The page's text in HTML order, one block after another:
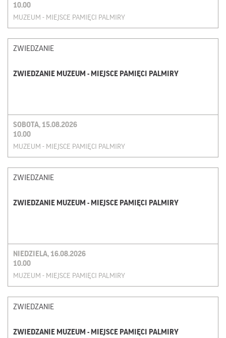
10.00
MUZEUM - MIEJSCE PAMIĘCI PALMIRY
ZWIEDZANIE
ZWIEDZANIE MUZEUM - MIEJSCE PAMIĘCI PALMIRY
SOBOTA, 15.08.2026
10.00
MUZEUM - MIEJSCE PAMIĘCI PALMIRY
ZWIEDZANIE
ZWIEDZANIE MUZEUM - MIEJSCE PAMIĘCI PALMIRY
NIEDZIELA, 16.08.2026
10.00
MUZEUM - MIEJSCE PAMIĘCI PALMIRY
ZWIEDZANIE
ZWIEDZANIE MUZEUM - MIEJSCE PAMIĘCI PALMIRY